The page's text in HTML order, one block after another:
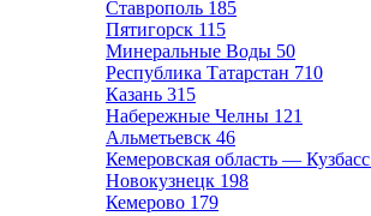
Ставрополь 185
Пятигорск 115
Минеральные Воды 50
Республика Татарстан 710
Казань 315
Набережные Челны 121
Альметьевск 46
Кемеровская область — Кузбасс
Новокузнецк 198
Кемерово 179